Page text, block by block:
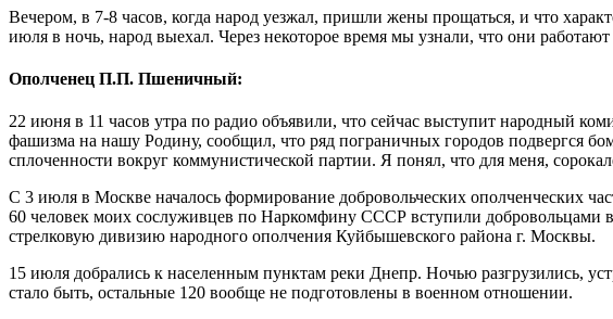
Вечером, в 7-8 часов, когда народ уезжал, пришли жены прощаться, и что
июля в ночь, народ выехал. Через некоторое время мы узнали, что они
Ополченец П.П. Пшеничный:
22 июня в 11 часов утра по радио объявили, что сейчас выступит народный
фашизма на нашу Родину, сообщил, что ряд пограничных городов подвергся
сплоченности вокруг коммунистической партии. Я понял, что для меня,
С 3 июля в Москве началось формирование добровольческих ополченческих
60 человек моих сослуживцев по Наркомфину СССР вступили добровольцами
стрелковую дивизию народного ополчения Куйбышевского района г. Москвы.
15 июля добрались к населенным пунктам реки Днепр. Ночью разгрузились,
стало быть, остальные 120 вообще не подготовлены в военном отношении.